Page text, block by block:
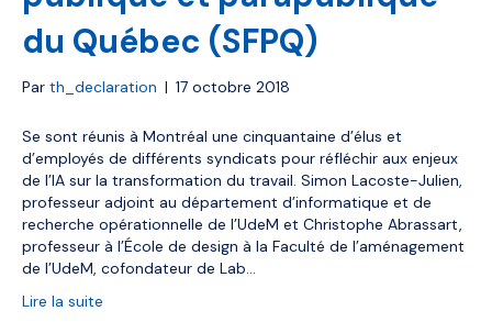
du Québec (SFPQ)
Par th_declaration | 17 octobre 2018
Se sont réunis à Montréal une cinquantaine d’élus et
d’employés de différents syndicats pour réfléchir aux enjeux
de l’IA sur la transformation du travail. Simon Lacoste-Julien,
professeur adjoint au département d’informatique et de
recherche opérationnelle de l’UdeM et Christophe Abrassart,
professeur à l’École de design à la Faculté de l’aménagement
de l’UdeM, cofondateur de Lab…
Lire la suite